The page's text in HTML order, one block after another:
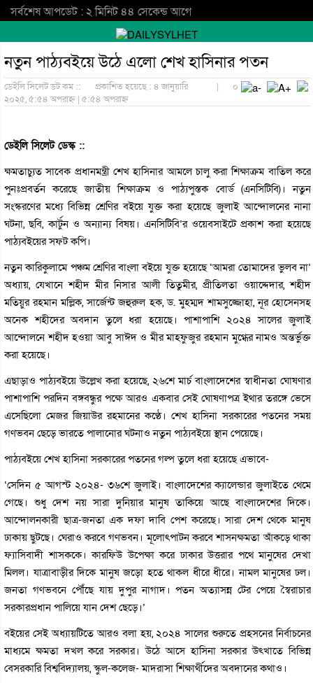
সর্বশেষ আপডেট : ২ মিনিট ৪৪ সেকেন্ড আগে
নতুন পাঠ্যবইয়ে উঠে এলো শেখ হাসিনার পতন
ডেইলি সিলেট ডট কম ::
প্রকাশিত হয়েছে : ৪ জানুয়ারি
২০২৫, ৫:৫৪ অপরাহ্ন | ৫:৫৪ অপরাহ্ন
| ০
ডেইলি সিলেট ডেস্ক ::
ক্ষমতাচ্যুত সাবেক প্রধানমন্ত্রী শেখ হাসিনার আমলে চালু করা শিক্ষাক্রম বাতিল করে
পুনঃপ্রবর্তন করেছে জাতীয় শিক্ষাক্রম ও পাঠ্যপুস্তক বোর্ড (এনসিটিবি)। নতুন
সংস্করণের মধ্যে বিভিন্ন শ্রেণির বইয়ে যুক্ত করা হয়েছে জুলাই আন্দোলনের নানা
ঘটনা, ছবি, কার্টুন ও অন্যান্য বিষয়। এনসিটিবি’র ওয়েবসাইটে প্রকাশ করা হয়েছে
পাঠ্যবইয়ের সফট কপি।
নতুন কারিকুলামে পঞ্চম শ্রেণির বাংলা বইয়ে যুক্ত হয়েছে ‘আমরা তোমাদের ভুলব না’
অধ্যায়, যেখানে শহীদ মীর নিসার আলী তিতুমীর, প্রীতিলতা ওয়াদ্দেদার, শহীদ
মতিয়ুর রহমান মল্লিক, সার্জেন্ট জহুরুল হক, ড. মুহম্মদ শামসুজ্জোহা, নূর হোসেনসহ
অনেক শহীদের অবদান তুলে ধরা হয়েছে। পাশাপাশি ২০২৪ সালের জুলাই
আন্দোলনে শহীদ হওয়া আবু সাঈদ ও মীর মাহফুজুর রহমান মুগ্ধের নামও অন্তর্ভুক্ত
করা হয়েছে।
এছাড়াও পাঠ্যবইয়ে উল্লেখ করা হয়েছে, ২৬শে মার্চ বাংলাদেশের স্বাধীনতা ঘোষণার
পাশাপাশি পরদিন বঙ্গবন্ধুর পক্ষে আরও একবার সেই ঘোষণাপত্র ইথার তরঙ্গে ভেসে
এসেছিলো মেজর জিয়াউর রহমানের কণ্ঠে। শেখ হাসিনা সরকারের পতনের সময়
গণভবন ছেড়ে ভারতে পালানোর ঘটনাও নতুন পাঠ্যবইয়ে স্থান পেয়েছে।
পাঠ্যবইয়ে শেখ হাসিনা সরকারের পতনের গল্প তুলে ধরা হয়েছে এভাবে-
‘সেদিন ৫ আগস্ট ২০২৪- ৩৬শে জুলাই। বাংলাদেশের ক্যালেন্ডার জুলাইতে থেমে
গেছে। শুধু দেশ নয় সারা দুনিয়ার মানুষ তাকিয়ে আছে বাংলাদেশের দিকে।
আন্দোলনকারী ছাত্র-জনতা এক দফা দাবি পেশ করেছে। সারা দেশ থেকে মানুষ
ঢাকায় ছুটছে। ঘেরাও করবে গণভবন। মূলোৎপাটন করবে শাসনক্ষমতা আঁকড়ে থাকা
ফ্যাসিবাদী শাসককে। কারফিউ উপেক্ষা করে ঢাকার উত্তরার পথে মানুষের দেখা
মিলল। যাত্রাবাড়ীর দিকে মানুষ জড়ো হতে থাকল ধীরে ধীরে। নামল মানুষের ঢল।
জনতা গণভবনে পৌঁছে যায় দুপুর নাগাদ। পতন অত্যাসন্ন টের পেয়ে স্বৈরাচার
সরকারপ্রধান পালিয়ে যান দেশ ছেড়ে।’
বইয়ের সেই অধ্যায়টিতে আরও বলা হয়, ২০২৪ সালের শুরুতে প্রহসনের নির্বাচনের
মাধ্যমে ক্ষমতা দখল করে সরকার। উঠে আসে হাসিনা সরকার উৎখাতে বিভিন্ন
বেসরকারি বিশ্ববিদ্যালয়, স্কুল-কলেজ- মাদরাসা শিক্ষার্থীদের অবদানের কথাও।